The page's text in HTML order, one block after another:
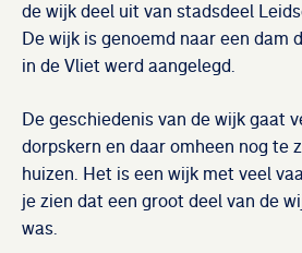
de wijk deel uit van stadsdeel
De wijk is genoemd naar een dam
in de Vliet werd aangelegd.
De geschiedenis van de wijk gaat
dorpskern en daar omheen nog te
huizen. Het is een wijk met veel
je zien dat een groot deel van de
was.